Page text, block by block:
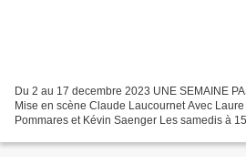
Du 2 au 17 decembre 2023 UNE SEMAINE
Mise en scène Claude Laucournet Avec
Pommares et Kévin Saenger Les samedis à